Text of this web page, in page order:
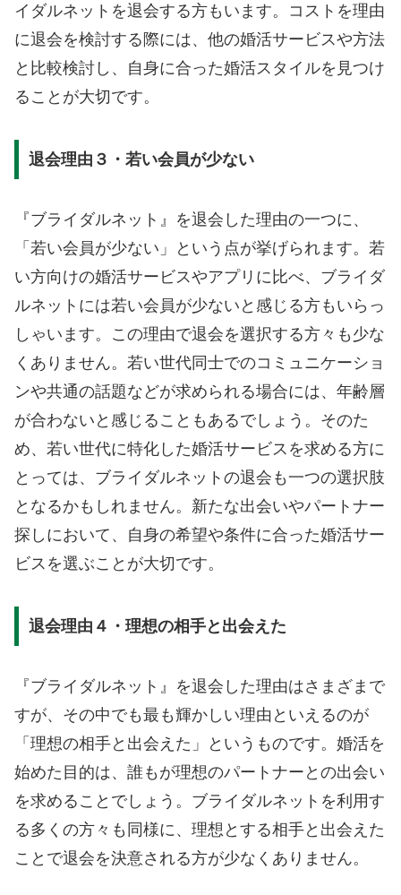
イダルネットを退会する方もいます。コストを理由
に退会を検討する際には、他の婚活サービスや方法
と比較検討し、自身に合った婚活スタイルを見つけ
ることが大切です。
退会理由３・若い会員が少ない
『ブライダルネット』を退会した理由の一つに、
「若い会員が少ない」という点が挙げられます。若
い方向けの婚活サービスやアプリに比べ、ブライダ
ルネットには若い会員が少ないと感じる方もいらっ
しゃいます。この理由で退会を選択する方々も少な
くありません。若い世代同士でのコミュニケーショ
ンや共通の話題などが求められる場合には、年齢層
が合わないと感じることもあるでしょう。そのた
め、若い世代に特化した婚活サービスを求める方に
とっては、ブライダルネットの退会も一つの選択肢
となるかもしれません。新たな出会いやパートナー
探しにおいて、自身の希望や条件に合った婚活サー
ビスを選ぶことが大切です。
退会理由４・理想の相手と出会えた
『ブライダルネット』を退会した理由はさまざまで
すが、その中でも最も輝かしい理由といえるのが
「理想の相手と出会えた」というものです。婚活を
始めた目的は、誰もが理想のパートナーとの出会い
を求めることでしょう。ブライダルネットを利用す
る多くの方々も同様に、理想とする相手と出会えた
ことで退会を決意される方が少なくありません。